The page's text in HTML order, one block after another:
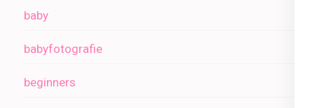
baby
babyfotografie
beginners